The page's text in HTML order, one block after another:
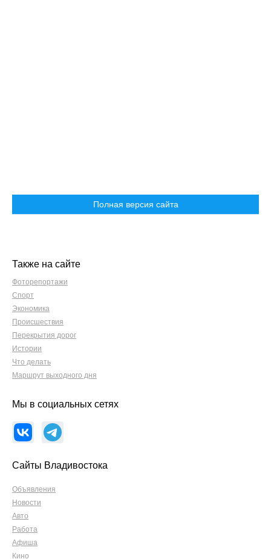
Полная версия сайта
Также на сайте
Фоторепортажи
Спорт
Экономика
Происшествия
Перекрытия дорог
Истории
Что делать
Маршрут выходного дня
Мы в социальных сетях
Сайты Владивостока
Объявления
Новости
Авто
Работа
Афиша
Кино